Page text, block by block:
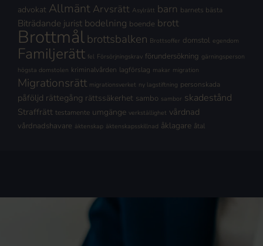
advokat Allmänt Arvsrätt Asylrätt barn barnets bästa
Biträdande jurist bodelning boende brott
Brottmålbrottsbalken Brottsoffer domstol egendom
Familjerätt fel Försörjningskrav förundersökning gärningsperson
högsta domstolen kriminalvården lagförslag makar migration
Migrationsrätt migrationsverket ny lagstiftning personskada
påföljd rättegång rättssäkerhet sambo sambor skadestånd
Straffrätt testamente umgänge verkställighet vårdnad
vårdnadshavare äktenskap äktenskapsskillnad åklagare åtal